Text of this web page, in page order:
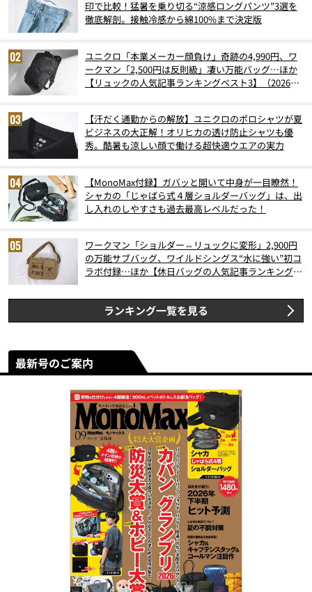
印で比較！猛暑を乗り切る“涼感ロングパンツ”3選を
徹底解剖。接触冷感から綿100%まで決定版
ユニクロ「本業メーカー顔負け」奇跡の4,990円、ワ
ークマン「2,500円は反則級」凄い万能バッグ…ほか
【リュックの人気記事ランキングベスト3】（2026年
【汗だく通勤からの解放】ユニクロのポロシャツが夏
ビジネスの大正解！オリヒカの透け防止シャツも優
秀。酷暑も涼しい顔で働ける超快適ウエアの実力
【MonoMax付録】ガバッと開いて中身が一目瞭然！
シャカの「じゃばら式４層ショルダーバッグ」は、出
し入れのしやすさも過去最高レベルだった！
ワークマン「ショルダー⇔リュックに変形」2,900円
の万能サブバッグ、ワイルドシングス“水に強い”初コ
ラボ付録…ほか【休日バッグの人気記事ランキングベ
ランキング一覧を見る
最新号のご案内